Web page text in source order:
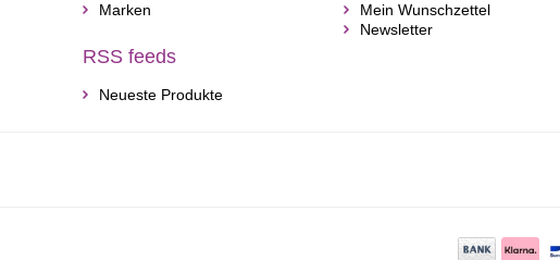
Marken
RSS feeds
Neueste Produkte
Mein Wunschzettel
Newsletter